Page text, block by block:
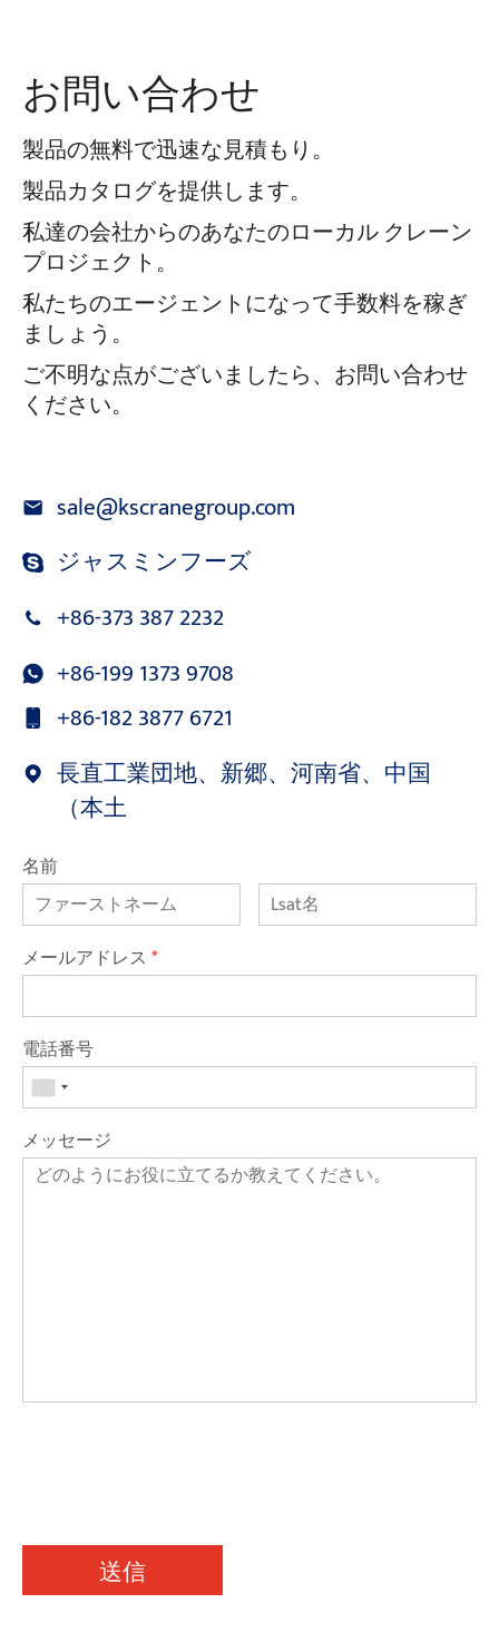
お問い合わせ
製品の無料で迅速な見積もり。
製品カタログを提供します。
私達の会社からのあなたのローカル クレーン
プロジェクト。
私たちのエージェントになって手数料を稼ぎ
ましょう。
ご不明な点がございましたら、お問い合わせ
ください。
sale@kscranegroup.com
ジャスミンフーズ
+86-373 387 2232
+86-199 1373 9708
+86-182 3877 6721
長直工業団地、新郷、河南省、中国
（本土
名前
メールアドレス *
電話番号
メッセージ
送信